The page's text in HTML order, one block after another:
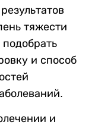
тяжести
и способ
и